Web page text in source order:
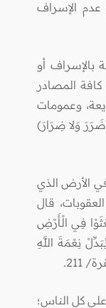
الإسراف
بالإسراف أو
كافة المصادر
وعمومات
ضَرَرَ وَلا ضِرَارَ)
في الأرض الذي
قال
فِي الْأَرْضِ
(وَمَنْ يُبَدِّلْ نِعْمَةَ اللَّهِ
على كل الناس؛